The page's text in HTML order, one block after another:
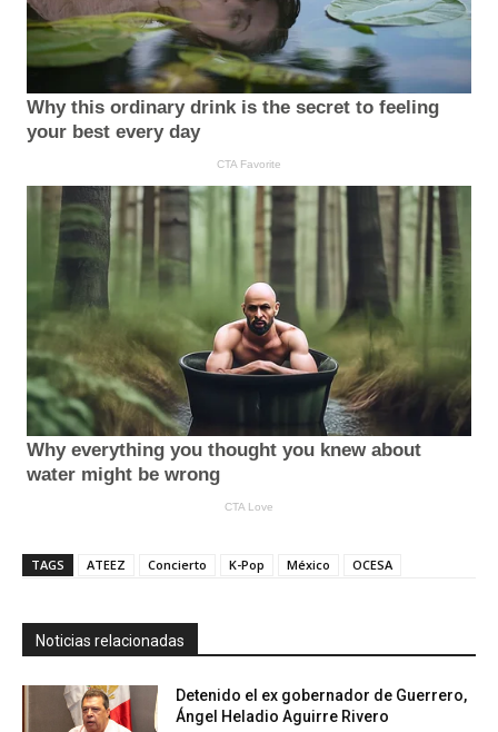
TAGS ATEEZ Concierto K-Pop México OCESA
Noticias relacionadas
Detenido el ex gobernador de Guerrero,
Ángel Heladio Aguirre Rivero